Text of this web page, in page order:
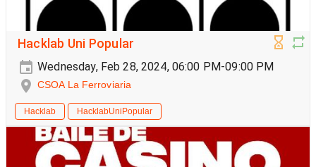
Hacklab Uni Popular
Wednesday, Feb 28, 2024, 06:00 PM-09:00 PM
CSOA La Ferroviaria
Hacklab HacklabUniPopular